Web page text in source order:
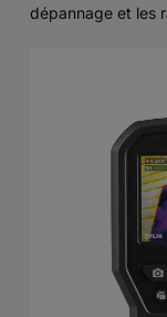
dépannage et les